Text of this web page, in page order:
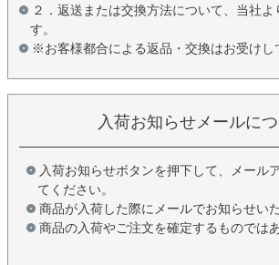
２．返送または交換方法について、当社よ
す。
※お客様都合による返品・交換はお受けし
入荷お知らせメールに
入荷お知らせボタンを押下して、メール
てください。
商品が入荷した際にメールでお知らせいた
商品の入荷やご注文を確定するものでは